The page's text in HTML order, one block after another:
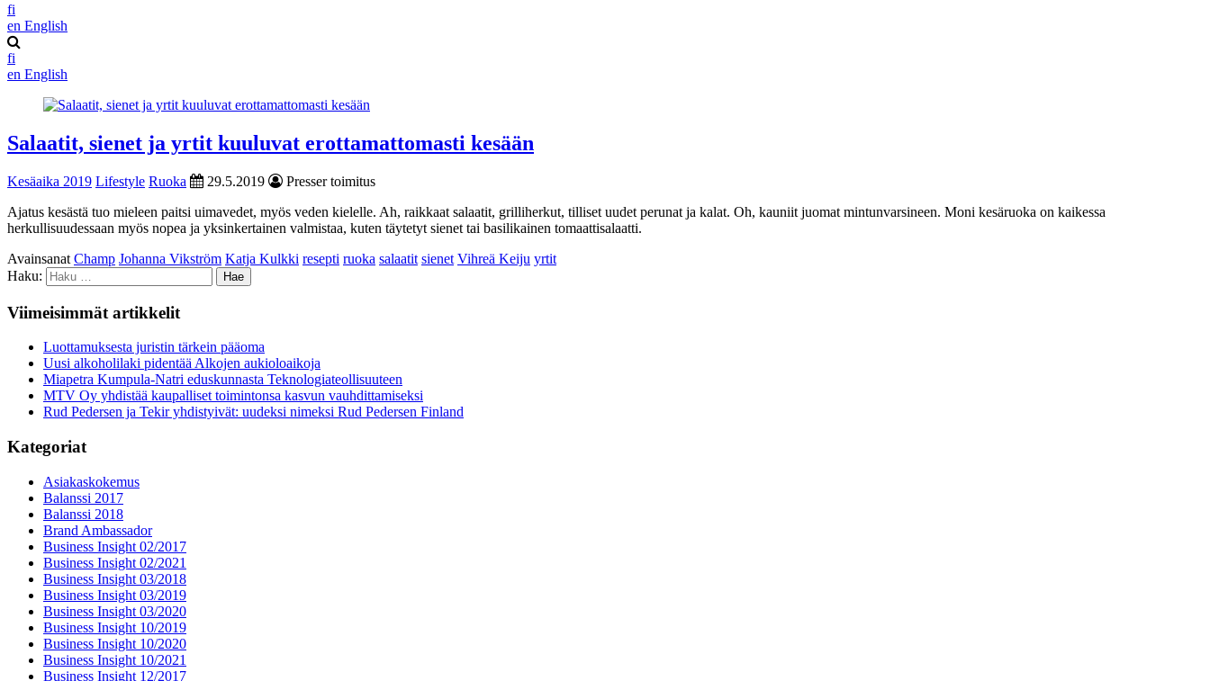
fi
en English
fi
en English
Salaatit, sienet ja yrtit kuuluvat erottamattomasti kesään
Kesäaika 2019 Lifestyle Ruoka 29.5.2019
Presser toimitus
Ajatus kesästä tuo mieleen paitsi uimavedet, myös veden kielelle. Ah, raikkaat salaatit, grilliherkut, tilliset uudet perunat ja kalat. Oh, kauniit juomat mintunvarsineen. Moni kesäruoka on kaikessa
herkullisuudessaan myös nopea ja yksinkertainen valmistaa, kuten täytetyt sienet tai basilikainen tomaattisalaatti.
Avainsanat Champ Johanna Vikström Katja Kulkki resepti ruoka salaatit sienet Vihreä Keiju yrtit
Haku:
Viimeisimmät artikkelit
Luottamuksesta juristin tärkein pääoma
Uusi alkoholilaki pidentää Alkojen aukioloaikoja
Miapetra Kumpula-Natri eduskunnasta Teknologiateollisuuteen
MTV Oy yhdistää kaupalliset toimintonsa kasvun vauhdittamiseksi
Rud Pedersen ja Tekir yhdistyivät: uudeksi nimeksi Rud Pedersen Finland
Kategoriat
Asiakaskokemus
Balanssi 2017
Balanssi 2018
Brand Ambassador
Business Insight 02/2017
Business Insight 02/2021
Business Insight 03/2018
Business Insight 03/2019
Business Insight 03/2020
Business Insight 10/2019
Business Insight 10/2020
Business Insight 10/2021
Business Insight 12/2017